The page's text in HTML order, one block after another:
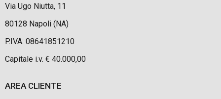
Via Ugo Niutta, 11
80128 Napoli (NA)
P.IVA: 08641851210
Capitale i.v. € 40.000,00
AREA CLIENTE